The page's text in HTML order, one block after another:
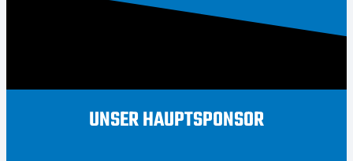
UNSER HAUPTSPONSOR